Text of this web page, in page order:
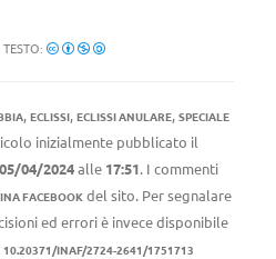
, ECLISSI, ECLISSI ANULARE, SPECIALE
inizialmente pubblicato il
05/04/2024alle 17:51. I commenti
FACEBOOK del sito. Per segnalare
ed errori è invece disponibile
10.20371/INAF/2724-2641/1751713